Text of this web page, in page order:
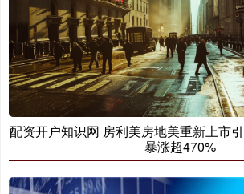
配资开户知识网 房利美房地美重新上市
暴涨超470%